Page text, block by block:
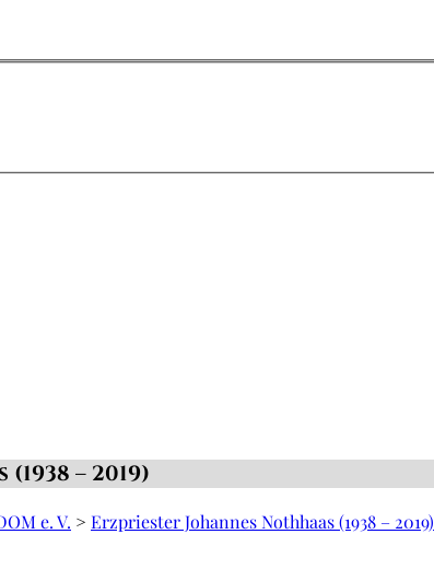
– 2019)
e. V. > Erzpriester Johannes Nothhaas (1938 – 2019)